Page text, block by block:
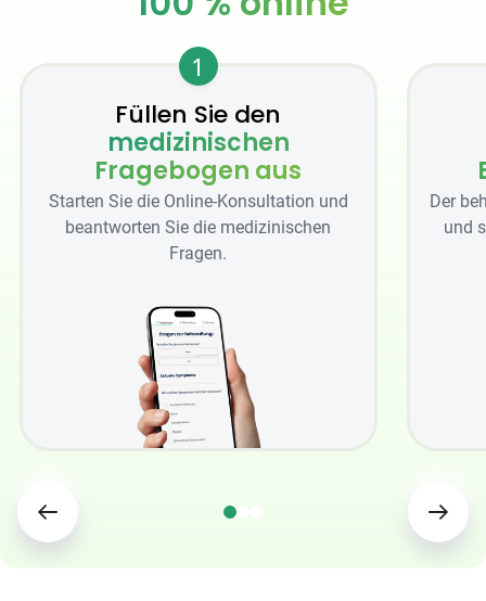
1
Füllen Sie den
medizinischen
Fragebogen aus
Starten Sie die Online-Konsultation und
beantworten Sie die medizinischen
Fragen.
Der
und